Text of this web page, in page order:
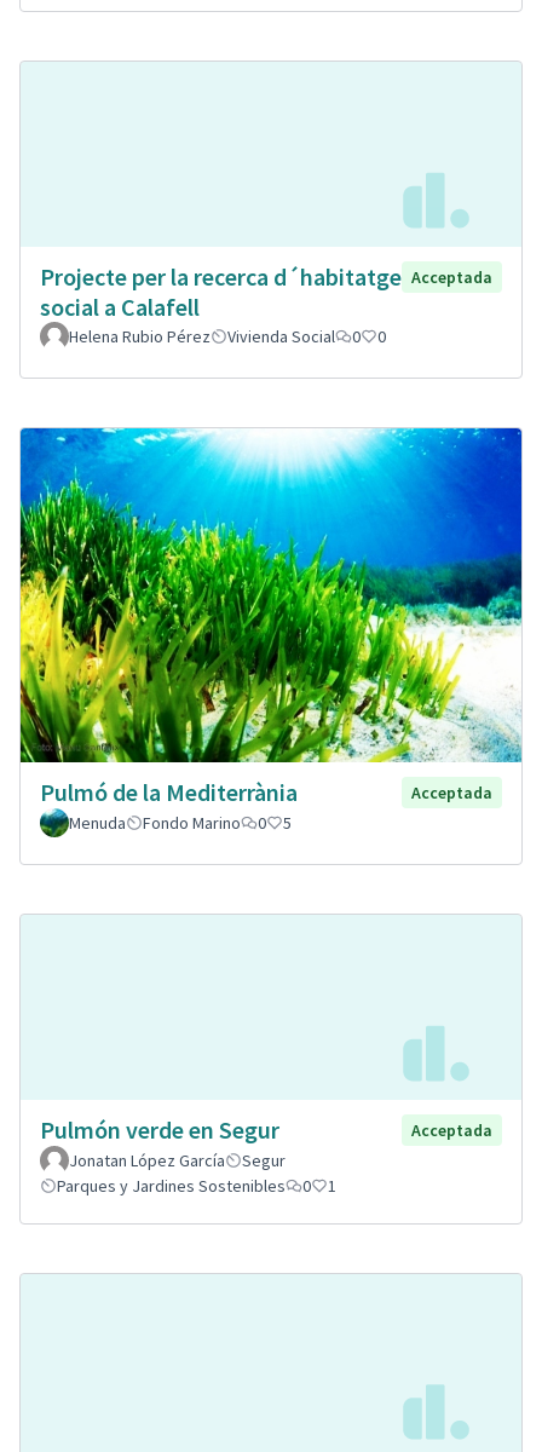
Projecte per la recerca d´habitatge
social a Calafell
Acceptada
Helena Rubio Pérez Vivienda Social 0 0
Pulmó de la Mediterrània
Acceptada
Menuda
Fondo Marino 0 5
Pulmón verde en Segur
Acceptada
Jonatan López García
Segur
Parques y Jardines Sostenibles
0 1